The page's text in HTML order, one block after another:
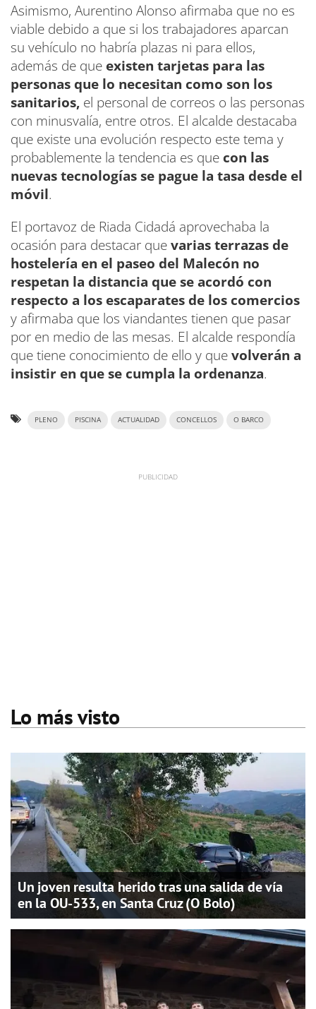
Asimismo, Aurentino Alonso afirmaba que no es
viable debido a que si los trabajadores aparcan
su vehículo no habría plazas ni para ellos,
además de que existen tarjetas para las
personas que lo necesitan como son los
sanitarios, el personal de correos o las personas
con minusvalía, entre otros. El alcalde destacaba
que existe una evolución respecto este tema y
probablemente la tendencia es que con las
nuevas tecnologías se pague la tasa desde el
móvil.
El portavoz de Riada Cidadá aprovechaba la
ocasión para destacar quevarias terrazas de
hostelería en el paseo del Malecón no
respetan la distancia que se acordó con
respecto a los escaparates de los comercios
y afirmaba que los viandantes tienen que pasar
por en medio de las mesas. El alcalde respondía
que tiene conocimiento de ello y quevolverán a
insistir en que se cumpla la ordenanza.
PLENO PISCINA ACTUALIDAD CONCELLOS O BARCO
Lo más visto
Un joven resulta herido tras una salida de vía
en la OU-533, en Santa Cruz (O Bolo)